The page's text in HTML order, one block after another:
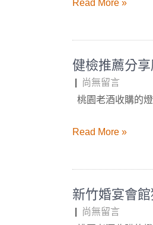
Read More »
健檢推薦分
尚無留言
桃園老酒收購的
Read More »
新竹婚宴會
尚無留言